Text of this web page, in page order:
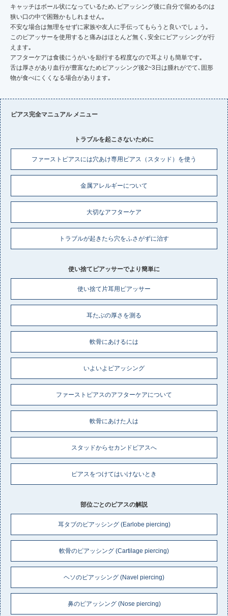
キャッチはボール状になっているため､ピアッシング後に自分で留めるのは
狭い口の中で困難かもしれません｡
不安な場合は無理をせずに家族や友人に手伝ってもらうと良いでしょう｡
このピアッサーを使用すると痛みはほとんど無く､安全にピアッシングが行
えます｡
アフターケアは食後にうがいを励行する程度なので耳よりも簡単です｡
舌は厚さがあり血行が豊富なためピアッシング後2~3日は腫れがでて､固形
物が食べにくくなる場合があります｡
ピアス完全マニュアル メニュー
トラブルを起こさないために
ファーストピアスには穴あけ専用ピアス（スタッド）を使う
金属アレルギーについて
大切なアフターケア
トラブルが起きたら穴をふさがずに治す
使い捨てピアッサーでより簡単に
使い捨て片耳用ピアッサー
耳たぶの厚さを測る
軟骨にあけるには
いよいよピアッシング
ファーストピアスのアフターケアについて
軟骨にあけた人は
スタッドからセカンドピアスへ
ピアスをつけてはいけないとき
部位ごとのピアスの解説
耳タブのピアッシング (Earlobe piercing)
軟骨のピアッシング (Cartilage piercing)
ヘソのピアッシング (Navel piercing)
鼻のピアッシング (Nose piercing)